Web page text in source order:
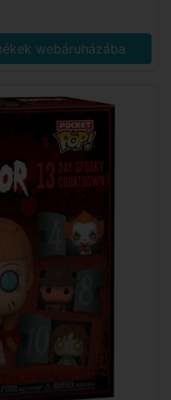
webáruházába